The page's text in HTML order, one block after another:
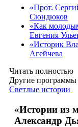
«Прот.
Сюндюков
«Как
Евгения
«Историк
Агейчева
Читать полностью
Другие программы
Светлые истории
«Истории из
Александр